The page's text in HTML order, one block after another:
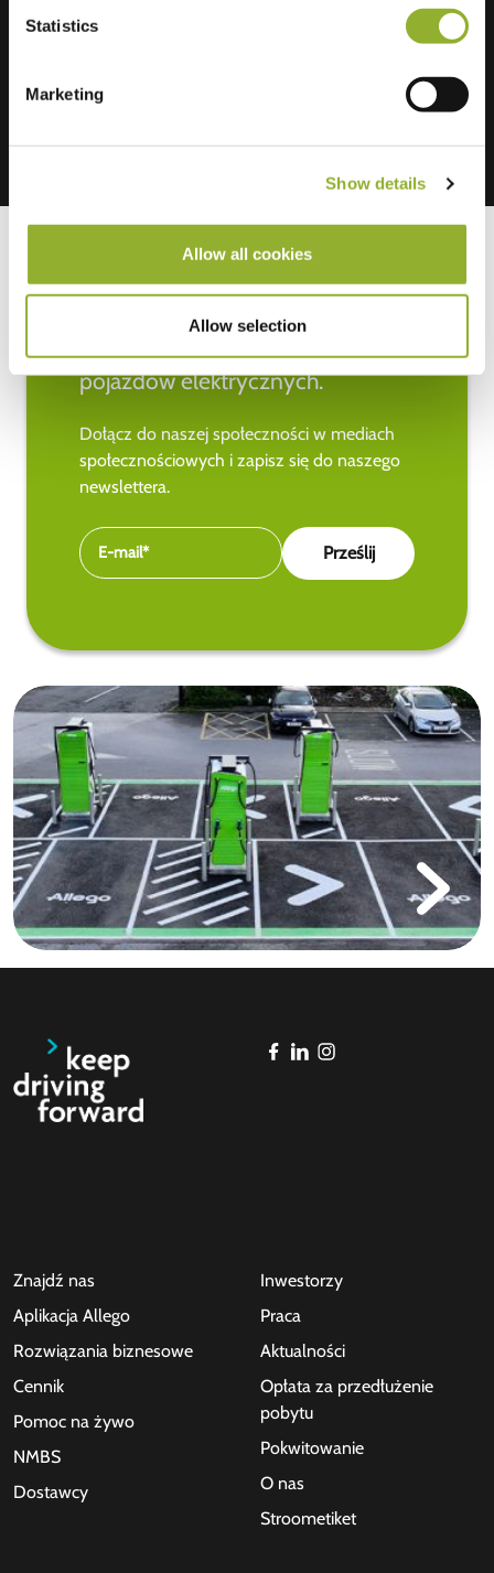
Statistics
Marketing
Show details
Allow all cookies
Allow selection
Bądź na bieżąco z najnowszymi
wiadomościami na temat
pojazdów elektrycznych.
Dołącz do naszej społeczności w mediach
społecznościowych i zapisz się do naszego
newslettera.
Znajdź nas
Aplikacja Allego
Rozwiązania biznesowe
Cennik
Pomoc na żywo
NMBS
Dostawcy
Inwestorzy
Praca
Aktualności
Opłata za przedłużenie
pobytu
Pokwitowanie
O nas
Stroometiket